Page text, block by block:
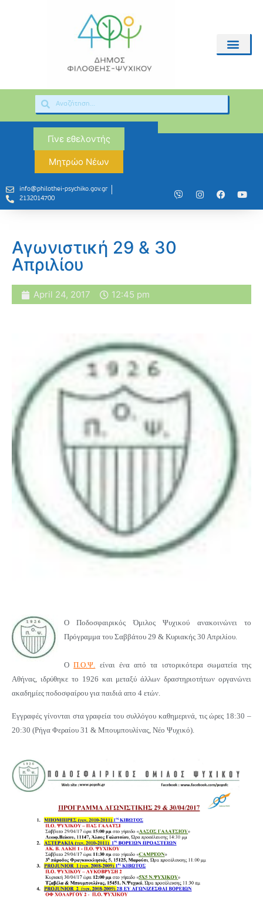
Γίνε εθελοντής
Μητρώο Νέων
info@philothei-psychiko.gov.gr
2132014700
Αγωνιστική 29 & 30
Απριλίου
April 24, 2017 12:45 pm
Ο Ποδοσφαιρικός Όμιλος Ψυχικού ανακοινώνει το
Πρόγραμμα του Σαββάτου 29 & Κυριακής 30 Απριλίου.
ΟΠ.Ο.Ψ. είναι ένα από τα ιστορικότερα σωματεία της
Αθήνας, ιδρύθηκε το 1926 και μεταξύ άλλων δραστηριοτήτων οργανώνει
ακαδημίες ποδοσφαίρου για παιδιά απο 4 ετών.
Εγγραφές γίνονται στα γραφεία του συλλόγου καθημερινά, τις ώρες 18:30 –
20:30 (Ρήγα Φεραίου 31 & Μπουμπουλίνας, Νέο Ψυχικό).